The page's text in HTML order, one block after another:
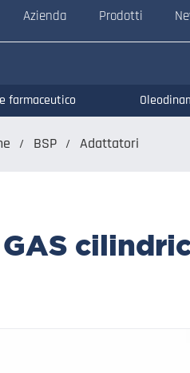
Azienda Prodotti
farmaceutico
BSP Adattatori